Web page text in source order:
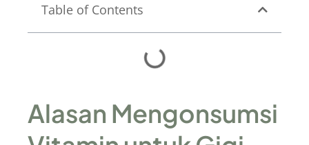
Table of Contents
Alasan Mengonsumsi